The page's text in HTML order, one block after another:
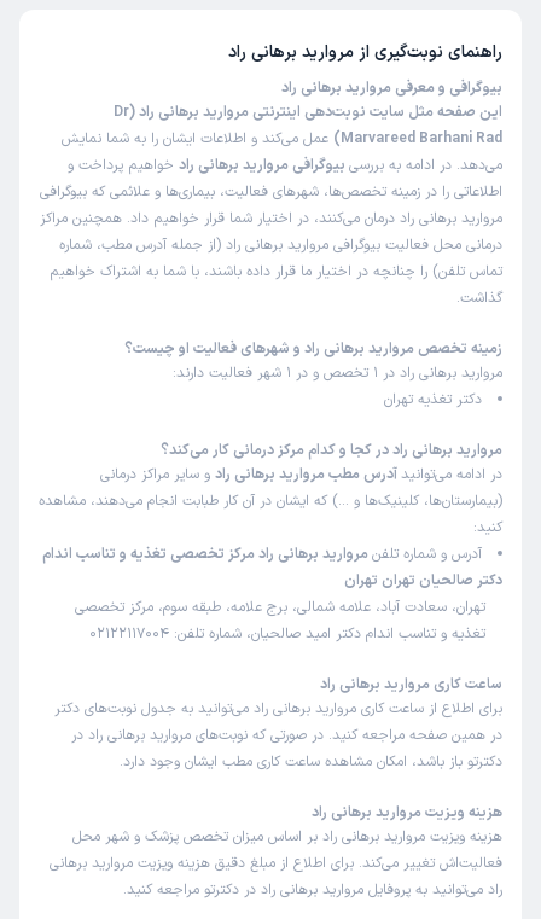
راهنمای نوبت‌گیری از مروارید برهانی راد
بیوگرافی و معرفی مروارید برهانی راد
این صفحه مثل سایت نوبت‌دهی اینترنتی مروارید برهانی راد (Dr
Marvareed Barhani Rad)
عمل می‌کند و اطلاعات ایشان را به شما نمایش
می‌دهد. در ادامه به بررسی بیوگرافی مروارید برهانی راد خواهیم پرداخت و
اطلاعاتی را در زمینه تخصص‌ها، شهرهای فعالیت، بیماری‌ها و علائمی که بیوگرافی
مروارید برهانی راد درمان می‌کنند، در اختیار شما قرار خواهیم داد. همچنین مراکز
درمانی محل فعالیت بیوگرافی مروارید برهانی راد (از جمله آدرس مطب، شماره
تماس تلفن) را چنانچه در اختیار ما قرار داده باشند، با شما به اشتراک خواهیم
گذاشت.
زمینه تخصص مروارید برهانی راد و شهرهای فعالیت او چیست؟
مروارید برهانی راد در 1 تخصص و در 1 شهر فعالیت دارند:
دکتر تغذیه تهران
مروارید برهانی راد در کجا و کدام مرکز درمانی کار می‌کند؟
در ادامه می‌توانید آدرس مطب مروارید برهانی راد و سایر مراکز درمانی
(بیمارستان‌ها، کلینیک‌ها و …) که ایشان در آن کار طبابت انجام می‌دهند، مشاهده
کنید:
آدرس و شماره تلفن مروارید برهانی راد مرکز تخصصی تغذیه و تناسب اندام
دکتر صالحیان تهران تهران
تهران، سعادت آباد، علامه شمالی، برج علامه، طبقه سوم، مرکز تخصصی
تغذیه و تناسب اندام دکتر امید صالحیان، شماره تلفن: 02122117004
ساعت کاری مروارید برهانی راد
برای اطلاع از ساعت کاری مروارید برهانی راد می‌توانید به جدول نوبت‌های دکتر
در همین صفحه مراجعه کنید. در صورتی که نوبت‌های مروارید برهانی راد در
دکترتو باز باشد، امکان مشاهده ساعت کاری مطب ایشان وجود دارد.
هزینه ویزیت مروارید برهانی راد
هزینه ویزیت مروارید برهانی راد بر اساس میزان تخصص پزشک و شهر محل
فعالیت‌اش تغییر می‌کند. برای اطلاع از مبلغ دقیق هزینه ویزیت مروارید برهانی
راد می‌توانید به پروفایل مروارید برهانی راد در دکترتو مراجعه کنید.